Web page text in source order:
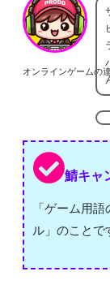
オンラインゲームの
鯖キャ
「ゲーム用
ル」のことで